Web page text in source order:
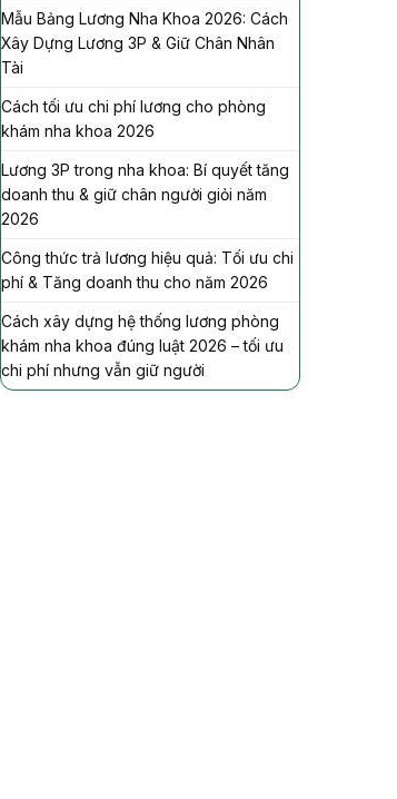
Mẫu Bảng Lương Nha Khoa 2026: Cách
Xây Dựng Lương 3P & Giữ Chân Nhân
Tài
Cách tối ưu chi phí lương cho phòng
khám nha khoa 2026
Lương 3P trong nha khoa: Bí quyết tăng
doanh thu & giữ chân người giỏi năm
2026
Công thức trả lương hiệu quả: Tối ưu chi
phí & Tăng doanh thu cho năm 2026
Cách xây dựng hệ thống lương phòng
khám nha khoa đúng luật 2026 – tối ưu
chi phí nhưng vẫn giữ người